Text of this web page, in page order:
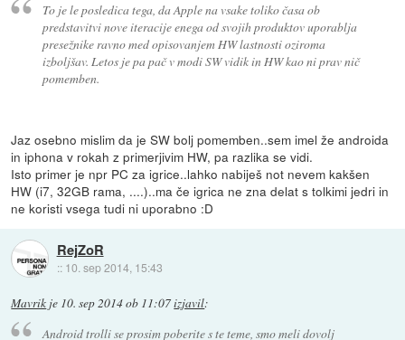
To je le posledica tega, da Apple na vsake toliko časa ob
predstavitvi nove iteracije enega od svojih produktov uporablja
presežnike ravno med opisovanjem HW lastnosti oziroma
izboljšav. Letos je pa pač v modi SW vidik in HW kao ni prav nič
pomemben.
Jaz osebno mislim da je SW bolj pomemben..sem imel že androida
in iphona v rokah z primerjivim HW, pa razlika se vidi.
Isto primer je npr PC za igrice..lahko nabiješ not nevem kakšen
HW (i7, 32GB rama, ....)..ma če igrica ne zna delat s tolkimi jedri in
ne koristi vsega tudi ni uporabno :D
RejZoR
:: 10. sep 2014, 15:43
Mavrik je 10. sep 2014 ob 11:07izjavil:
Android trolli se prosim poberite s te teme, smo meli dovolj